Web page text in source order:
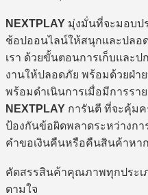
NEXTPLAY มุ่งมั่นที่จะมอบ
ช้อปออนไลน์ให้สนุกและปลอ
เรา ด้วยขั้นตอนการเก็บและ
งานให้ปลอดภัย พร้อมด้วยฝ่า
พร้อมดำเนินการเมื่อมีการรา
NEXTPLAY การันตี ที่จะคุ้ม
ป้องกันข้อผิดพลาดระหว่างก
คำขอเงินคืนหรือคืนสินค้าหา
คัดสรรสินค้าคุณภาพทุกประ
ตามใจ